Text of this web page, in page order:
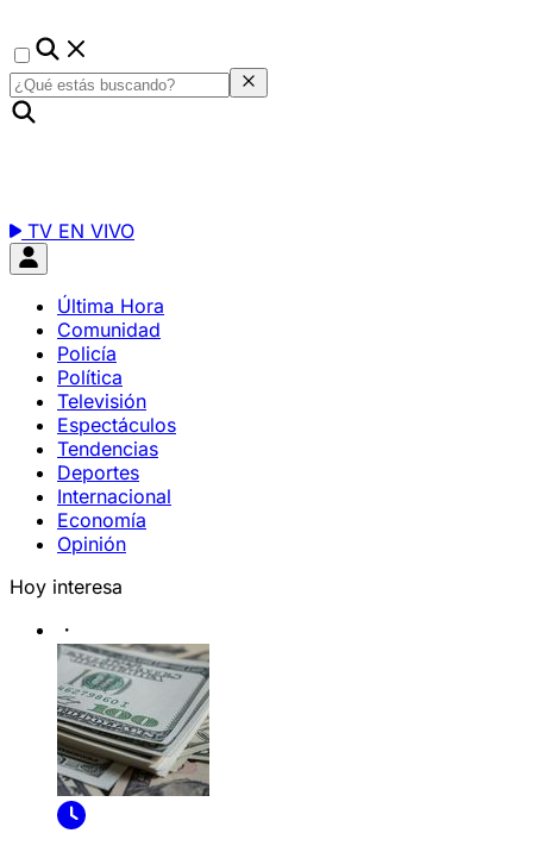
TV EN VIVO
Última Hora
Comunidad
Policía
Política
Televisión
Espectáculos
Tendencias
Deportes
Internacional
Economía
Opinión
Hoy interesa